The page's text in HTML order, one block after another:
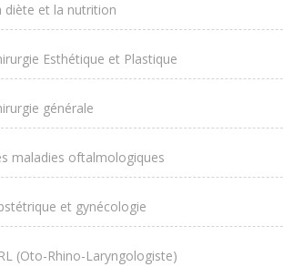
diète et la nutrition
Esthétique et Plastique
générale
maladies oftalmologiques
et gynécologie
(Oto-Rhino-Laryngologiste)